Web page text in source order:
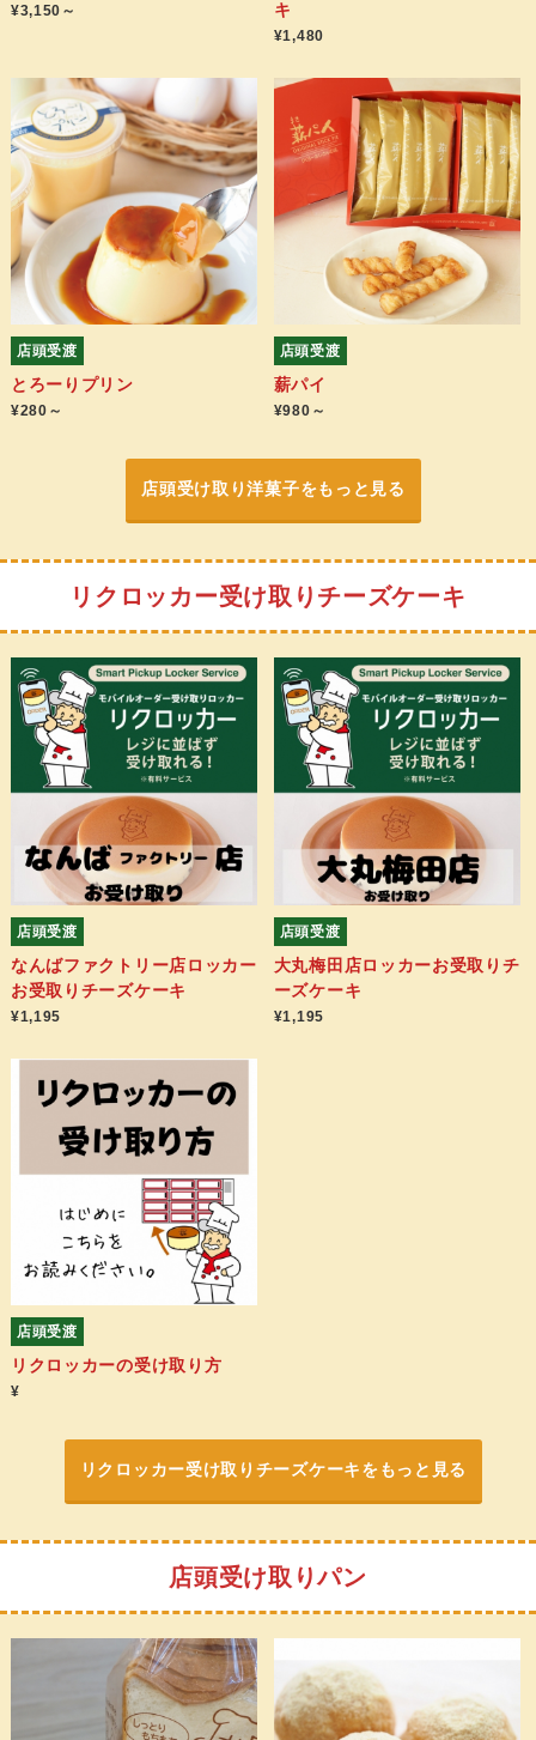
¥3,150～ キ
¥1,480
店頭受渡
とろーりプリン
¥280～
店頭受渡
薪パイ
¥980～
店頭受け取り洋菓子をもっと見る
リクロッカー受け取りチーズケーキ
店頭受渡
なんばファクトリー店ロッカー
お受取りチーズケーキ
¥1,195
店頭受渡
大丸梅田店ロッカーお受取りチ
ーズケーキ
¥1,195
店頭受渡
リクロッカーの受け取り方
¥
リクロッカー受け取りチーズケーキをもっと見る
店頭受け取りパン